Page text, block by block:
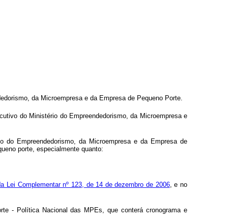
da Microempresa e da Empresa de Pequeno Porte.
do Ministério do Empreendedorismo, da Microempresa e
Empreendedorismo, da Microempresa e da Empresa de
porte, especialmente quanto:
Lei Complementar nº 123, de 14 de dezembro de 2006, e no
- Política Nacional das MPEs, que conterá cronograma e